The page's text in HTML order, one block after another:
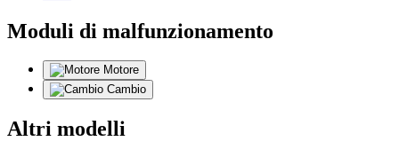
Moduli di malfunzionamento
Motore
Cambio
Altri modelli